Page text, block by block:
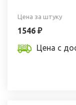
Цена за штуку
1546 ₽
Цена с